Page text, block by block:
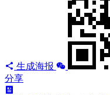
生成海报
分享